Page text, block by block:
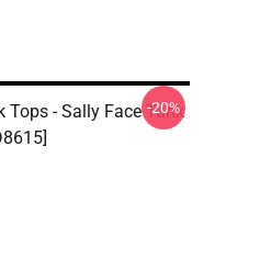
Tops - Sally Face Tank
-20%